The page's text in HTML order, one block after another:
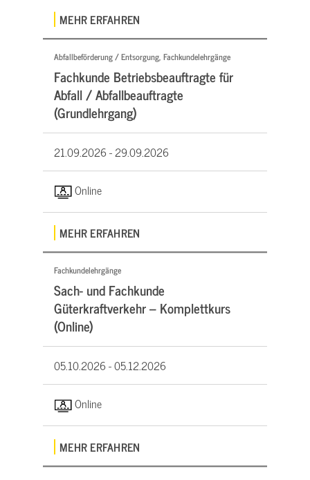
MEHR ERFAHREN
Abfallbeförderung / Entsorgung, Fachkundelehrgänge
Fachkunde Betriebsbeauftragte für
Abfall / Abfallbeauftragte
(Grundlehrgang)
21.09.2026 -29.09.2026
Online
MEHR ERFAHREN
Fachkundelehrgänge
Sach- und Fachkunde
Güterkraftverkehr – Komplettkurs
(Online)
05.10.2026 -05.12.2026
Online
MEHR ERFAHREN